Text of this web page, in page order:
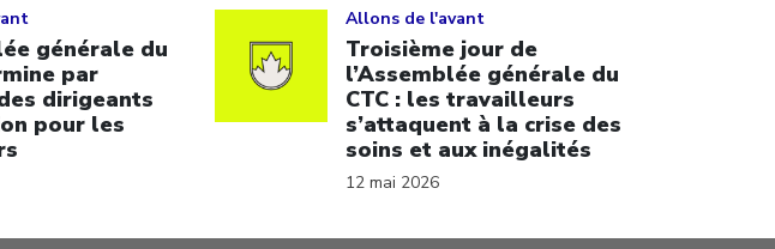
générale du
par
dirigeants
pour les
Allons de l'avant
Troisième jour de
l’Assemblée générale du
CTC : les travailleurs
s’attaquent à la crise des
soins et aux inégalités
12 mai 2026